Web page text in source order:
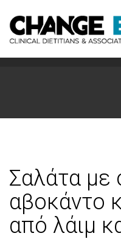
Σαλάτα µε
αβοκάντο
από λάιμ